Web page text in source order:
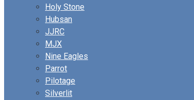
Holy Stone
Hubsan
JJRC
MJX
Nine Eagles
Parrot
Pilotage
Silverlit